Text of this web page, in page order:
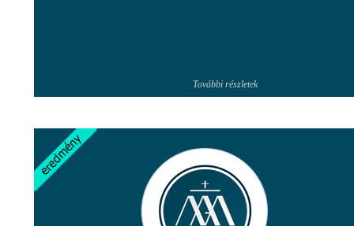
További részletek